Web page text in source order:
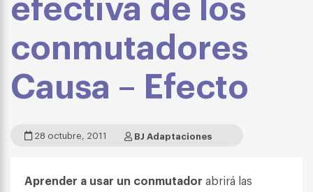
conmutadores
Causa – Efecto
28 octubre, 2011 BJ Adaptaciones
Aprender a usar un conmutador abrirá las